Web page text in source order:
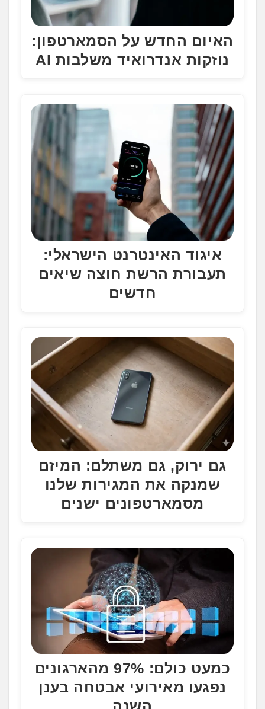
האיום החדש על הסמארטפון:
נוזקות אנדרואיד משלבות AI
איגוד האינטרנט הישראלי:
תעבורת הרשת חוצה שיאים
חדשים
גם ירוק, גם משתלם: המיזם
שמנקה את המגירות שלנו
מסמארטפונים ישנים
כמעט כולם: 97% מהארגונים
נפגעו מאירועי אבטחה בענן